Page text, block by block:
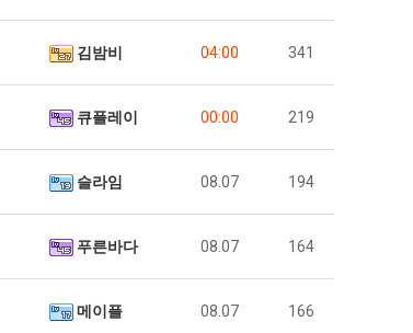
김밤비 04:00 341
큐플레이 00:00 219
슬라임 08.07 194
푸른바다 08.07 164
메이플 08.07 166